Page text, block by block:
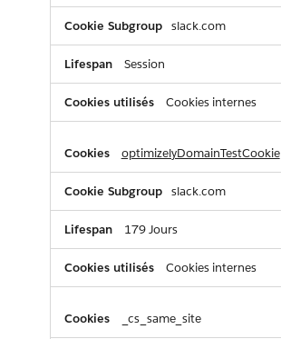
slack.com
Session
Cookies internes
optimizelyDomainTestCookie
slack.com
179 Jours
Cookies internes
_cs_same_site